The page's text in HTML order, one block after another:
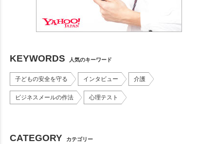
KEYWORDS 人気のキーワード
子どもの安全を守る インタビュー 介護
ビジネスメールの作法 心理テスト
CATEGORY カテゴリー